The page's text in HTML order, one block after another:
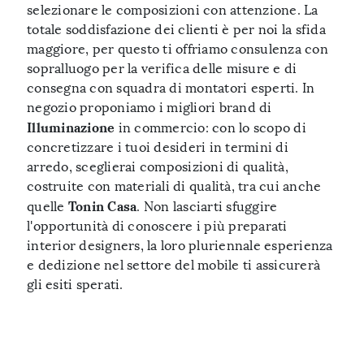
selezionare le composizioni con attenzione. La
totale soddisfazione dei clienti è per noi la sfida
maggiore, per questo ti offriamo consulenza con
sopralluogo per la verifica delle misure e di
consegna con squadra di montatori esperti. In
negozio proponiamo i migliori brand di
Illuminazione in commercio: con lo scopo di
concretizzare i tuoi desideri in termini di
arredo, sceglierai composizioni di qualità,
costruite con materiali di qualità, tra cui anche
quelle Tonin Casa. Non lasciarti sfuggire
l'opportunità di conoscere i più preparati
interior designers, la loro pluriennale esperienza
e dedizione nel settore del mobile ti assicurerà
gli esiti sperati.